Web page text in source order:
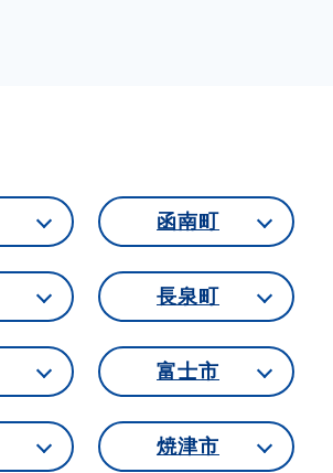
函南町
長泉町
富士市
焼津市